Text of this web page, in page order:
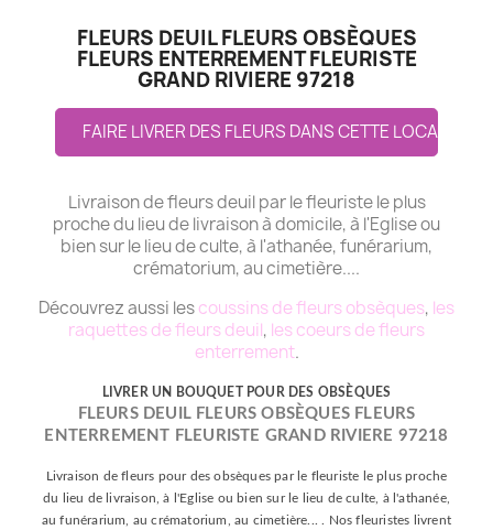
FLEURS DEUIL FLEURS OBSÈQUES
FLEURS ENTERREMENT FLEURISTE
GRAND RIVIERE 97218
FAIRE LIVRER DES FLEURS DANS CETTE LOCALITE
Livraison de fleurs deuil par le fleuriste le plus
proche du lieu de livraison à domicile, à l'Eglise ou
bien sur le lieu de culte, à l'athanée, funérarium,
crématorium, au cimetière....
Découvrez aussi lescoussins de fleurs obsèques, les
raquettes de fleurs deuil, les coeurs de fleurs
enterrement.
LIVRER UN BOUQUET POUR DES OBSÈQUES
FLEURS DEUIL FLEURS OBSÈQUES FLEURS
ENTERREMENT FLEURISTE GRAND RIVIERE 97218
Livraison de fleurs pour des obsèques par le fleuriste le plus proche
du lieu de livraison, à l'Eglise ou bien sur le lieu de culte, à l'athanée,
au funérarium, au crématorium, au cimetière... . Nos fleuristes livrent